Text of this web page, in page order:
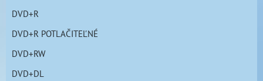
DVD+R
DVD+R POTLAČITEĽNÉ
DVD+RW
DVD+DL